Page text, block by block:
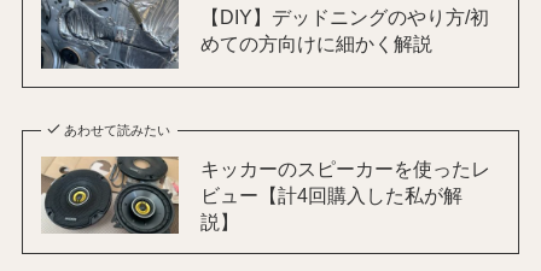
【DIY】デッドニングのやり方/初
めての方向けに細かく解説
あわせて読みたい
キッカーのスピーカーを使ったレ
ビュー【計4回購入した私が解
説】